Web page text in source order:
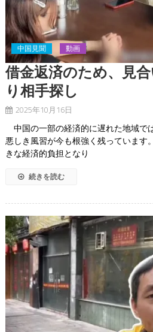
中国見聞 動画
借金返済のため、見
り相手探し
2025年10月16日
中国の一部の経済的に遅れた地域で
悪しき風習が今も根強く残っています
きな経済的負担となり
続きを読む